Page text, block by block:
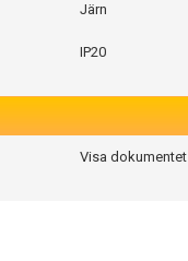
Järn
IP20
Visa dokumentet